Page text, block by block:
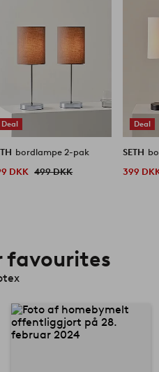
Deal
bordlampe 2-pak
DKK 499 DKK
Deal
SETH
399
favourites